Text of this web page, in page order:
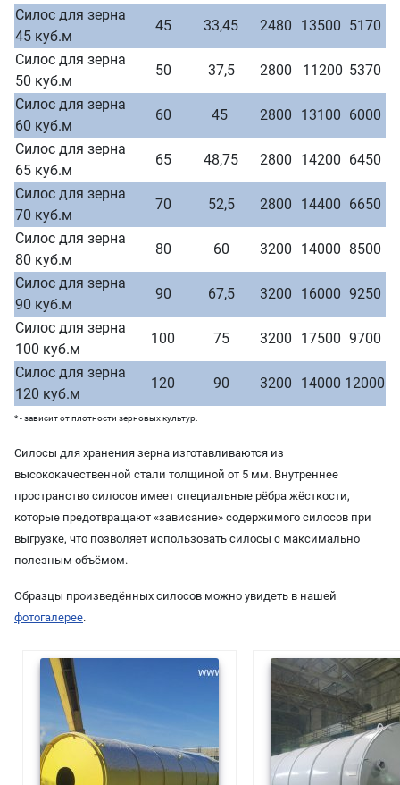
Силос для зерна
45 куб.м
45 33,45 2480 13500 5170
Силос для зерна
50 куб.м
50 37,5 2800 11200 5370
Силос для зерна
60 куб.м
60 45 2800 13100 6000
Силос для зерна
65 куб.м
65 48,75 2800 14200 6450
Силос для зерна
70 куб.м
70 52,5 2800 14400 6650
Силос для зерна
80 куб.м
80 60 3200 14000 8500
Силос для зерна
90 куб.м
90 67,5 3200 16000 9250
Силос для зерна
100 куб.м
100 75 3200 17500 9700
Силос для зерна
120 куб.м
120 90 3200 14000 12000
* - зависит от плотности зерновых культур.
Силосы для хранения зерна изготавливаются из
высококачественной стали толщиной от 5 мм. Внутреннее
пространство силосов имеет специальные рёбра жёсткости,
которые предотвращают «зависание» содержимого силосов при
выгрузке, что позволяет использовать силосы с максимально
полезным объёмом.
Образцы произведённых силосов можно увидеть в нашей
фотогалерее.